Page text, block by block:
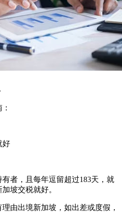
好
者，且每年逗留超过183天，就
坡交税就好。
由出境新加坡，如出差或度假，